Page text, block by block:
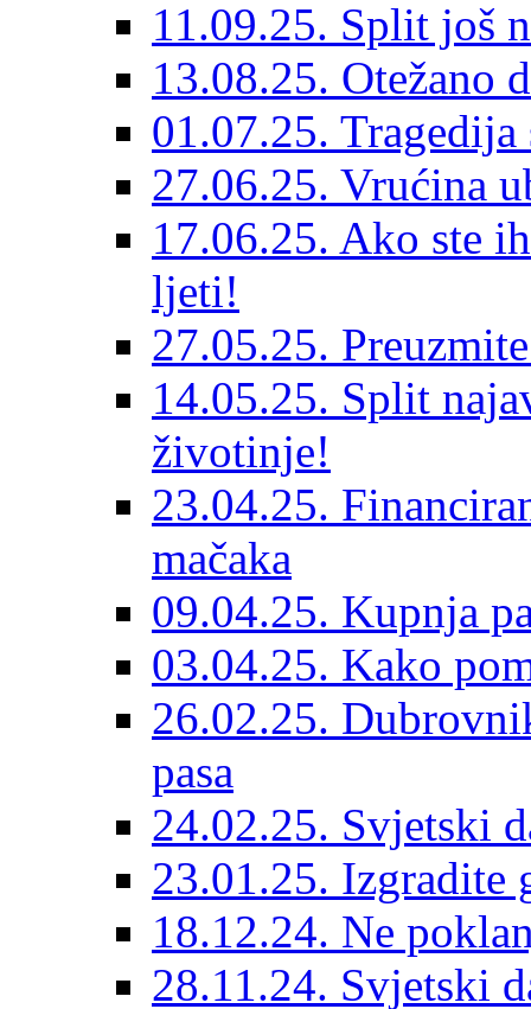
11.09.25. Split još
13.08.25. Otežano
01.07.25.
27.06.25. Vrućina
17.06.25. Ako ste
ljeti!
27.05.25.
14.05.25. Split
životinje!
23.04.25.
mačaka
09.04.25. Kupnja
03.04.25. Kako
26.02.25.
pasa
24.02.25. Svjetski
23.01.25. Izgradite
18.12.24. Ne
28.11.24. Svjetski